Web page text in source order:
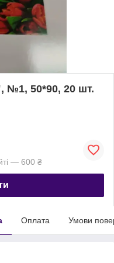
№1, 50*90, 20 шт.
— 600 ₴
Оплата Умови